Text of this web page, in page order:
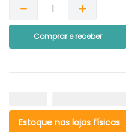
＋
－
Comprar e receber
Estoque nas lojas físicas